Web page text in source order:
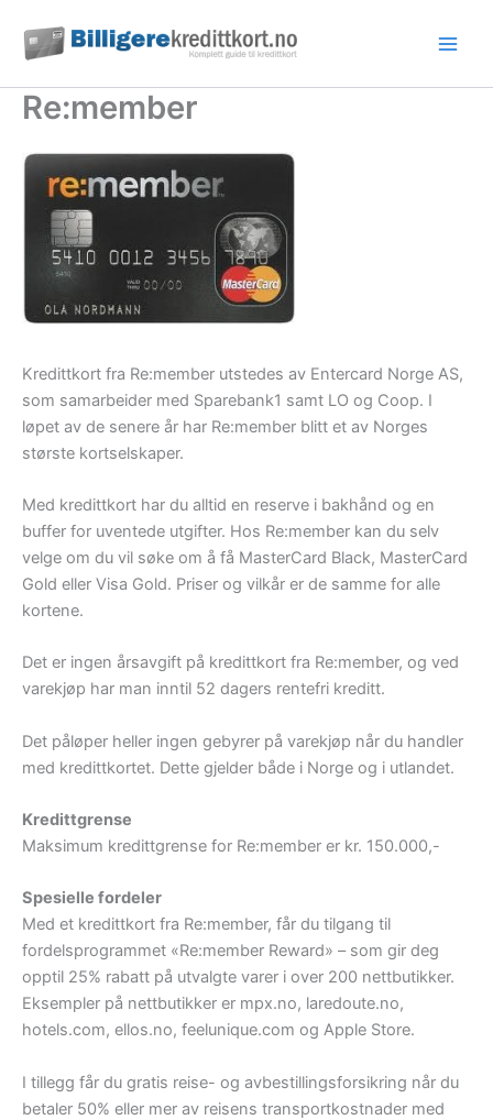
innholdet
Re:member
Kredittkort fra Re:member utstedes av Entercard Norge AS,
som samarbeider med Sparebank1 samt LO og Coop. I
løpet av de senere år har Re:member blitt et av Norges
største kortselskaper.
Med kredittkort har du alltid en reserve i bakhånd og en
buffer for uventede utgifter. Hos Re:member kan du selv
velge om du vil søke om å få MasterCard Black, MasterCard
Gold eller Visa Gold. Priser og vilkår er de samme for alle
kortene.
Det er ingen årsavgift på kredittkort fra Re:member, og ved
varekjøp har man inntil 52 dagers rentefri kreditt.
Det påløper heller ingen gebyrer på varekjøp når du handler
med kredittkortet. Dette gjelder både i Norge og i utlandet.
Kredittgrense
Maksimum kredittgrense for Re:member er kr. 150.000,-
Spesielle fordeler
Med et kredittkort fra Re:member, får du tilgang til
fordelsprogrammet «Re:member Reward» – som gir deg
opptil 25% rabatt på utvalgte varer i over 200 nettbutikker.
Eksempler på nettbutikker er mpx.no, laredoute.no,
hotels.com, ellos.no, feelunique.com og Apple Store.
I tillegg får du gratis reise- og avbestillingsforsikring når du
betaler 50% eller mer av reisens transportkostnader med